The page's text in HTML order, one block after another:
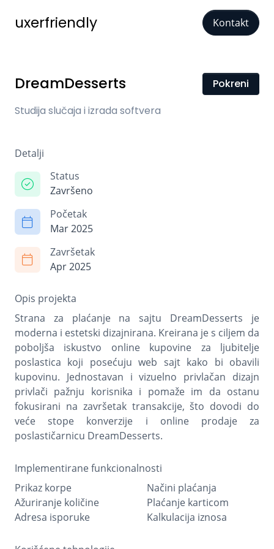
uxerfriendly Kontakt
DreamDesserts
Pokreni
Studija slučaja i izrada softvera
Detalji
Status
Završeno
Početak
Mar 2025
Završetak
Apr 2025
Opis projekta
Strana za plaćanje na sajtu DreamDesserts je
moderna i estetski dizajnirana. Kreirana je s ciljem da
poboljša iskustvo online kupovine za ljubitelje
poslastica koji posećuju web sajt kako bi obavili
kupovinu. Jednostavan i vizuelno privlačan dizajn
privlači pažnju korisnika i pomaže im da ostanu
fokusirani na završetak transakcije, što dovodi do
veće stope konverzije i online prodaje za
poslastičarnicu DreamDesserts.
Implementirane funkcionalnosti
Prikaz korpe
Ažuriranje količine
Adresa isporuke
Načini plaćanja
Plaćanje karticom
Kalkulacija iznosa